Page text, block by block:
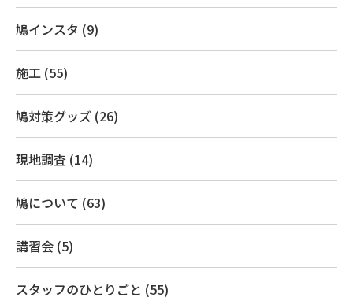
鳩インスタ (9)
施工 (55)
鳩対策グッズ (26)
現地調査 (14)
鳩について (63)
講習会 (5)
スタッフのひとりごと (55)